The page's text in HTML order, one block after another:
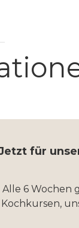
für
Alle 6 Wochen
Kochkursen,